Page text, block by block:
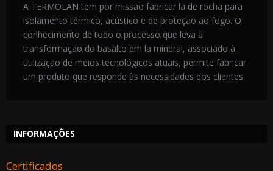
A TERMOLAN tem por missão fabricar lã de rocha para
isolamento térmico, acústico e de proteção ao fogo. O
conhecimento de todo o processo que leva à
transformação do basalto em lã mineral, associado à
utilização de meios tecnológicos atuais, permite fabricar
um produto que responde às necessidades dos clientes.
INFORMAÇÕES
Certificados